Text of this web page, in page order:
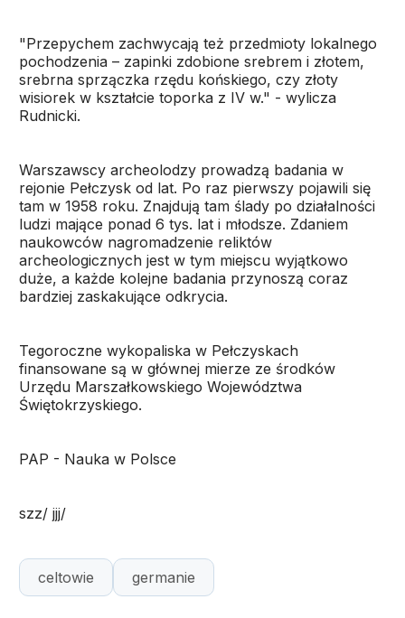
"Przepychem zachwycają też przedmioty lokalnego
pochodzenia – zapinki zdobione srebrem i złotem,
srebrna sprzączka rzędu końskiego, czy złoty
wisiorek w kształcie toporka z IV w." - wylicza
Rudnicki.
Warszawscy archeolodzy prowadzą badania w
rejonie Pełczysk od lat. Po raz pierwszy pojawili się
tam w 1958 roku. Znajdują tam ślady po działalności
ludzi mające ponad 6 tys. lat i młodsze. Zdaniem
naukowców nagromadzenie reliktów
archeologicznych jest w tym miejscu wyjątkowo
duże, a każde kolejne badania przynoszą coraz
bardziej zaskakujące odkrycia.
Tegoroczne wykopaliska w Pełczyskach
finansowane są w głównej mierze ze środków
Urzędu Marszałkowskiego Województwa
Świętokrzyskiego.
PAP - Nauka w Polsce
szz/ jjj/
celtowie germanie